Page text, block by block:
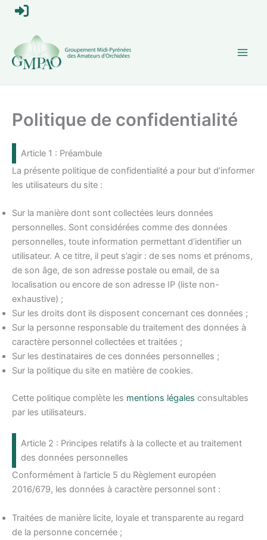
Aller
e
c
o
n
c
t
e
r
Politique de confidentialité
Article 1 : Préambule
La présente politique de confidentialité a pour but d’informer
les utilisateurs du site :
Sur la manière dont sont collectées leurs données
personnelles. Sont considérées comme des données
personnelles, toute information permettant d’identifier un
utilisateur. A ce titre, il peut s’agir : de ses noms et prénoms,
de son âge, de son adresse postale ou email, de sa
localisation ou encore de son adresse IP (liste non-
exhaustive) ;
Sur les droits dont ils disposent concernant ces données ;
Sur la personne responsable du traitement des données à
caractère personnel collectées et traitées ;
Sur les destinataires de ces données personnelles ;
Sur la politique du site en matière de cookies.
Cette politique complète les mentions légales consultables
par les utilisateurs.
Article 2 : Principes relatifs à la collecte et au traitement
des données personnelles
Conformément à l’article 5 du Règlement européen
2016/679, les données à caractère personnel sont :
Traitées de manière licite, loyale et transparente au regard
de la personne concernée ;